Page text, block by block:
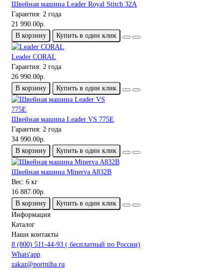
Швейная машина Leader Royal Stitch 32A
Гарантия: 2 года
21 990.00р.
В корзину
Купить в один клик
Leader CORAL
Гарантия: 2 года
26 990.00р.
В корзину
Купить в один клик
Швейная машина Leader VS 775E
Гарантия: 2 года
34 990.00р.
В корзину
Купить в один клик
Швейная машина Minerva A832B
Вес: 6 кг
16 887.00р.
В корзину
Купить в один клик
Информация
Каталог
Наши контакты
8 (800) 511-44-93 ( бесплатный по России)
Whats'app
zakaz@portniha.ru